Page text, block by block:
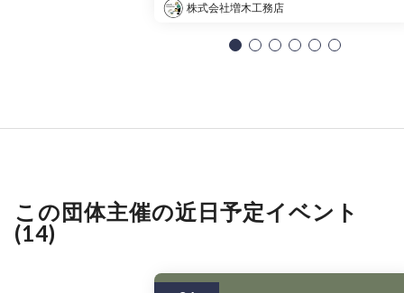
株式会社増木工務店
この団体主催の近日予定イベント
(14)